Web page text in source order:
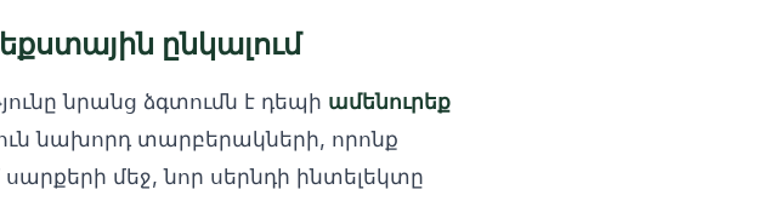
ընկալում
նրանց ձգտումն է դեպի ամենուրեք
նախորդ տարբերակների, որոնք
մեջ, նոր սերնդի ինտելեկտը